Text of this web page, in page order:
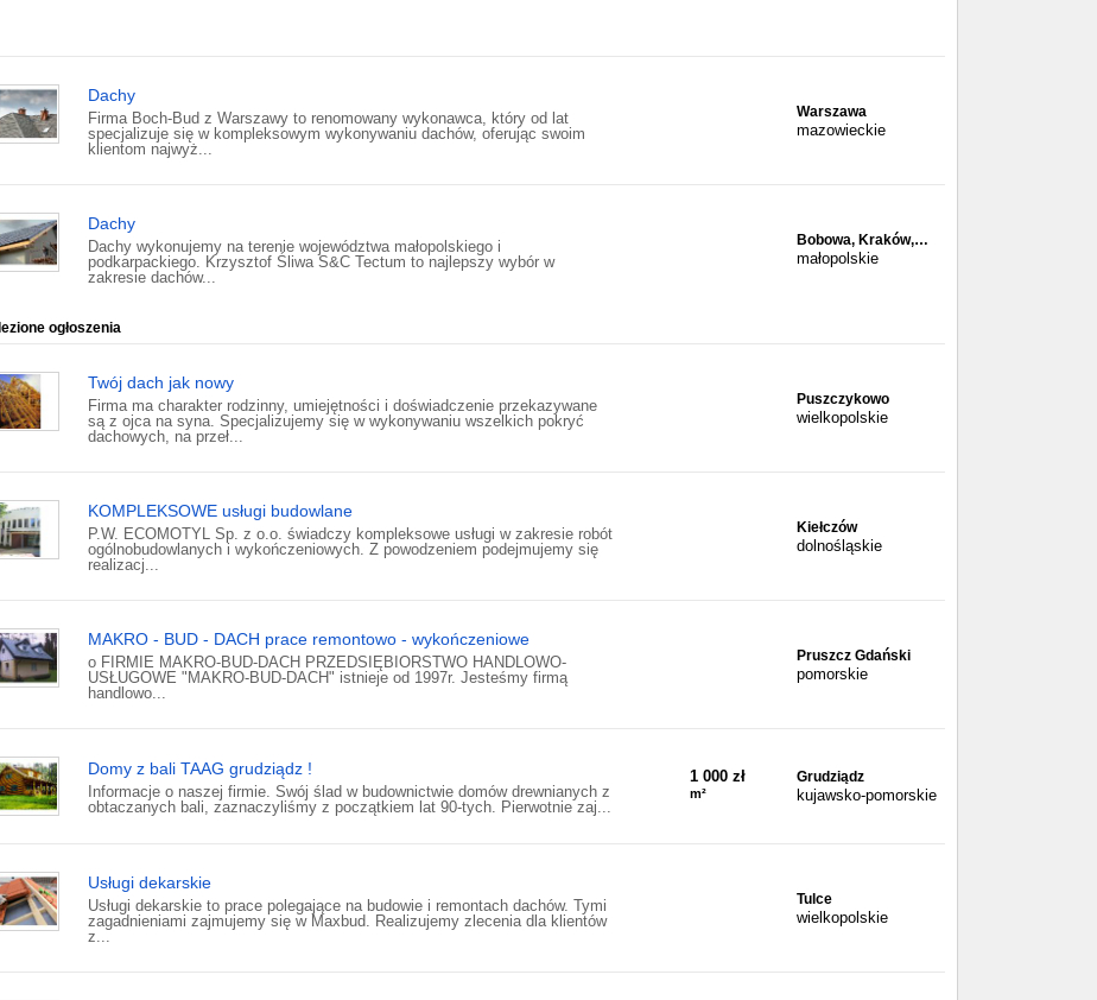
Dachy
Firma Boch-Bud z Warszawy to renomowany wykonawca, który od lat
specjalizuje się w kompleksowym wykonywaniu dachów, oferując swoim
klientom najwyż...
Warszawa
mazowieckie
Dachy
Dachy wykonujemy na terenie województwa małopolskiego i
podkarpackiego. Krzysztof Śliwa S&C Tectum to najlepszy wybór w
zakresie dachów...
Bobowa, Kraków,…
małopolskie
ogłoszenia
Twój dach jak nowy
Firma ma charakter rodzinny, umiejętności i doświadczenie przekazywane
są z ojca na syna. Specjalizujemy się w wykonywaniu wszelkich pokryć
dachowych, na przeł...
Puszczykowo
wielkopolskie
KOMPLEKSOWE usługi budowlane
P.W. ECOMOTYL Sp. z o.o. świadczy kompleksowe usługi w zakresie robót
ogólnobudowlanych i wykończeniowych. Z powodzeniem podejmujemy się
realizacj...
Kiełczów
dolnośląskie
MAKRO - BUD - DACH prace remontowo - wykończeniowe
o FIRMIE MAKRO-BUD-DACH PRZEDSIĘBIORSTWO HANDLOWO-
USŁUGOWE "MAKRO-BUD-DACH" istnieje od 1997r. Jesteśmy firmą
handlowo...
Pruszcz Gdański
pomorskie
Domy z bali TAAG grudziądz !
Informacje o naszej firmie. Swój ślad w budownictwie domów drewnianych z
obtaczanych bali, zaznaczyliśmy z początkiem lat 90-tych. Pierwotnie zaj...
1 000 zł
m²
Grudziądz
kujawsko-pomorskie
Usługi dekarskie
Usługi dekarskie to prace polegające na budowie i remontach dachów. Tymi
zagadnieniami zajmujemy się w Maxbud. Realizujemy zlecenia dla klientów
z...
Tulce
wielkopolskie